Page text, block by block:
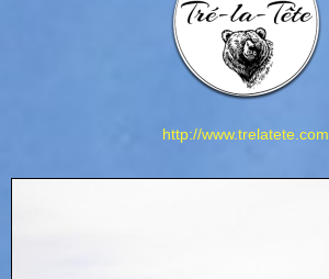
http://www.trelatete.com